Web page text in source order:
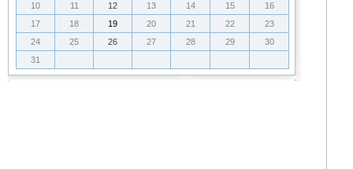
10
11 12 13 14 15
16
17
18 19 20 21 22
23
24
25 26 27 28 29
30
31